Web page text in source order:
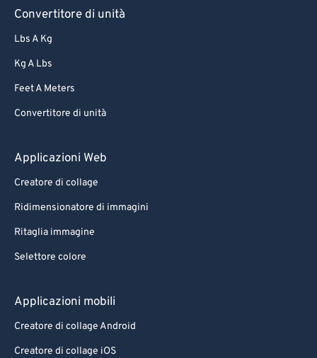
Convertitore di unità
Lbs A Kg
Kg A Lbs
Feet A Meters
Convertitore di unità
Applicazioni Web
Creatore di collage
Ridimensionatore di immagini
Ritaglia immagine
Selettore colore
Applicazioni mobili
Creatore di collage Android
Creatore di collage iOS